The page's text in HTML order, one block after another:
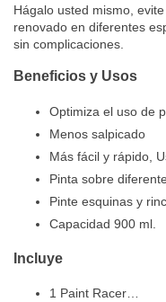
Hágalo usted mismo,
renovado en diferentes
sin complicaciones.
Beneficios y Usos
Optimiza el uso de
Menos salpicado
Más fácil y rápido,
Pinta sobre
Pinte esquinas y
Capacidad 900 ml.
Incluye
1 Paint Racer